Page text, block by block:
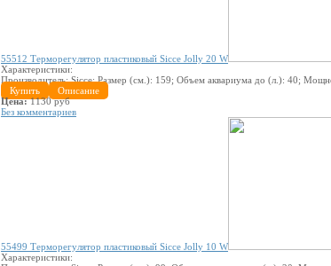
55512 Терморегулятор пластиковый Sicce Jolly 20 W
Характеристики:
Производитель:Sicce; Размер (см.): 159; Объем аквариума до (л.): 40;
Купить
Описание
Цена:1130 руб
Без комментариев
55499 Терморегулятор пластиковый Sicce Jolly 10 W
Характеристики: